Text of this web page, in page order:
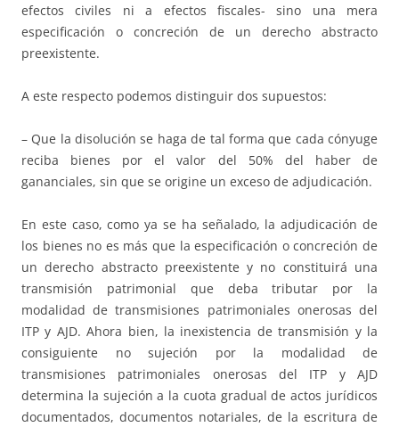
efectos civiles ni a efectos fiscales- sino una mera
especificación o concreción de un derecho abstracto
preexistente.
A este respecto podemos distinguir dos supuestos:
– Que la disolución se haga de tal forma que cada cónyuge
reciba bienes por el valor del 50% del haber de
gananciales, sin que se origine un exceso de adjudicación.
En este caso, como ya se ha señalado, la adjudicación de
los bienes no es más que la especificación o concreción de
un derecho abstracto preexistente y no constituirá una
transmisión patrimonial que deba tributar por la
modalidad de transmisiones patrimoniales onerosas del
ITP y AJD. Ahora bien, la inexistencia de transmisión y la
consiguiente no sujeción por la modalidad de
transmisiones patrimoniales onerosas del ITP y AJD
determina la sujeción a la cuota gradual de actos jurídicos
documentados, documentos notariales, de la escritura de